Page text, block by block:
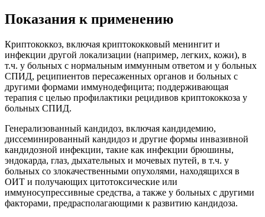
Показания к применению
Криптококкоз, включая криптококковый менингит и
инфекции другой локализации (например, легких, кожи), в
т.ч. у больных с нормальным иммунным ответом и у больных
СПИД, реципиентов пересаженных органов и больных с
другими формами иммунодефицита; поддерживающая
терапия с целью профилактики рецидивов криптококкоза у
больных СПИД.
Генерализованный кандидоз, включая кандидемию,
диссеминированный кандидоз и другие формы инвазивной
кандидозной инфекции, такие как инфекции брюшины,
эндокарда, глаз, дыхательных и мочевых путей, в т.ч. у
больных со злокачественными опухолями, находящихся в
ОИТ и получающих цитотоксические или
иммуносупрессивные средства, а также у больных с другими
факторами, предрасполагающими к развитию кандидоза.